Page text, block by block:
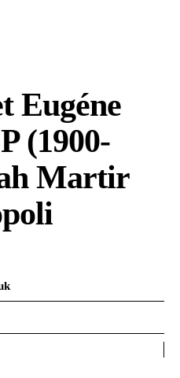
Eugéne
(1900-
Martir